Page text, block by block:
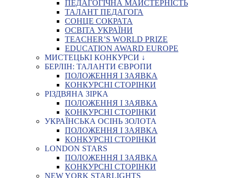
ПЕДАГОГІЧНА МАЙСТЕРНІСТЬ
ТАЛАНТ ПЕДАГОГА
СОНЦЕ СОКРАТА
ОСВІТА УКРАЇНИ
TEACHER’S WORLD PRIZE
EDUCATION AWARD EUROPE
МИСТЕЦЬКІ КОНКУРСИ ↓
БЕРЛІН: ТАЛАНТИ ЄВРОПИ
ПОЛОЖЕННЯ І ЗАЯВКА
КОНКУРСНІ СТОРІНКИ
РІЗДВЯНА ЗІРКА
ПОЛОЖЕННЯ І ЗАЯВКА
КОНКУРСНІ СТОРІНКИ
УКРАЇНСЬКА ОСІНЬ ЗОЛОТА
ПОЛОЖЕННЯ І ЗАЯВКА
КОНКУРСНІ СТОРІНКИ
LONDON STARS
ПОЛОЖЕННЯ І ЗАЯВКА
КОНКУРСНІ СТОРІНКИ
NEW YORK STARLIGHTS